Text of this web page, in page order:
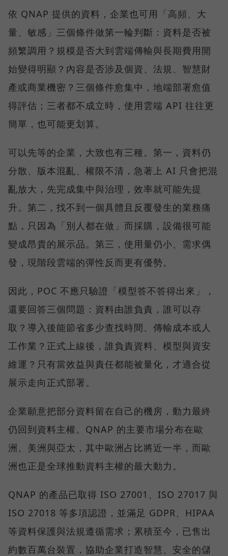
依 QNAP 提供的資料，企業也可用「高頻、大
量、敏感」三個條件做第一輪判斷：資料是否被
頻繁調用？規模是否大到雲端傳輸與長期費用開
始變得明顯？內容是否涉及個資、法規、智慧財
產或商業機密？三個條件愈集中，地端部署愈值
得評估；三者都不成立時，使用雲端 API 往往更
簡單，也可能更划算。
可以先等的企業，大致也有三種。第一，資料仍
分散、版本混亂、權限不清，急著上 AI 只會把混
亂放大，先完成集中與治理，效率就可能先提
升。第二，找不到一個具體且反覆發生的業務痛
點，只因為「別人都在做」而採購，設備很可能
變成昂貴的展示品。第三，使用量仍小、需求偶
發，現階段雲端的彈性反而更有優勢。
因此，POC 不應只驗證「模型答不答得出來」，
還要回答三個問題：資料由誰負責，誰可以存
取？導入後能節省多少查找時間、傳輸成本或人
工作業？正式上線後，誰負責資料、模型與資安
維運？只有當效益與責任都能被量化，才適合從
展示走向正式部署。
企業願意把部分資料留在自己的機房，動力最終
仍回到資料主權。QNAP 的主要市場分布在歐
洲、美洲與亞太，其中歐洲占比將近一半，而歐
洲也正是全球推動資料主權的最大動力。
QNAP 的產品已取得 ISO 27001、ISO 27017 與
ISO 27018 等多項認證，並滿足 GDPR、HIPAA
等資料保護與法規遵循需求；累積至今，已售出
約數百萬台裝置，協助企業打造智慧、安全的儲